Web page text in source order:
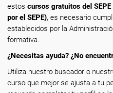
estos cursos gratuitos del
por el SEPE), es necesario
establecidos por la
formativa.
¿Necesitas ayuda? ¿No
Utiliza nuestro buscador o
curso que mejor se ajusta a tu